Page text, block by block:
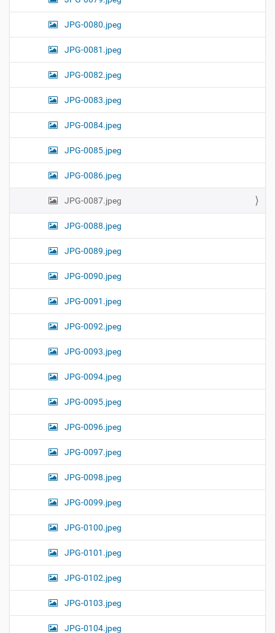
JPG-0080.jpeg
JPG-0081.jpeg
JPG-0082.jpeg
JPG-0083.jpeg
JPG-0084.jpeg
JPG-0085.jpeg
JPG-0086.jpeg
JPG-0087.jpeg
JPG-0088.jpeg
JPG-0089.jpeg
JPG-0090.jpeg
JPG-0091.jpeg
JPG-0092.jpeg
JPG-0093.jpeg
JPG-0094.jpeg
JPG-0095.jpeg
JPG-0096.jpeg
JPG-0097.jpeg
JPG-0098.jpeg
JPG-0099.jpeg
JPG-0100.jpeg
JPG-0101.jpeg
JPG-0102.jpeg
JPG-0103.jpeg
JPG-0104.jpeg